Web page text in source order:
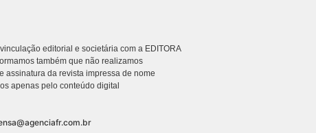
editorial e societária com a EDITORA
também que não realizamos
assinatura da revista impressa de nome
apenas pelo conteúdo digital